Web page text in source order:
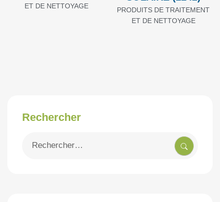
ET DE NETTOYAGE
PRODUITS DE TRAITEMENT
ET DE NETTOYAGE
Rechercher